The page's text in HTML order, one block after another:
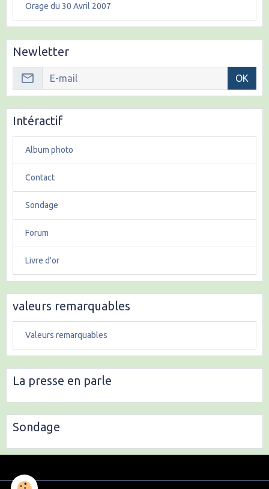
Orage du 30 Avril 2007
Newletter
OK
Intéractif
Album photo
Contact
Sondage
Forum
Livre d'or
valeurs remarquables
Valeurs remarquables
La presse en parle
Sondage